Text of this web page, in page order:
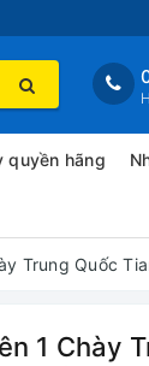
quyền hãng
Trung Quốc
1 Chày